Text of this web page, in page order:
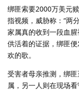
绑匪索要2000万美元
指视频，威胁称：“两
家属真的收到一段血
供活着的证据，绑匪
欢的歌。
受害者母亲推测，绑
属，另一人则在现场